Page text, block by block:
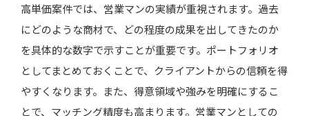
高単価案件では、営業マンの実績が重視されます。過去
にどのような商材で、どの程度の成果を出してきたのか
を具体的な数字で示すことが重要です。ポートフォリオ
としてまとめておくことで、クライアントからの信頼を得
やすくなります。また、得意領域や強みを明確にするこ
とで、マッチング精度も高まります。営業マンとしての